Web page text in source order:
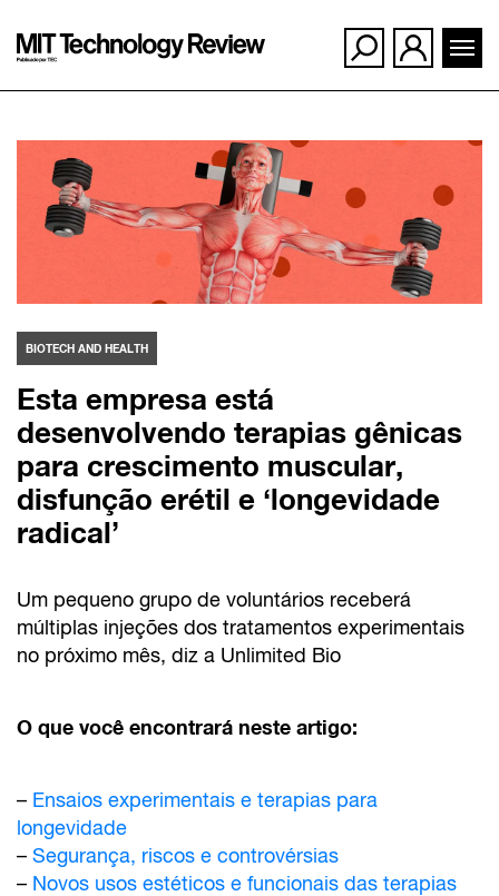
conteúdo
BIOTECH AND HEALTH
Esta empresa está
desenvolvendo terapias gênicas
para crescimento muscular,
disfunção erétil e ‘longevidade
radical’
Um pequeno grupo de voluntários receberá
múltiplas injeções dos tratamentos experimentais
no próximo mês, diz a Unlimited Bio
O que você encontrará neste artigo:
– Ensaios experimentais e terapias para
longevidade
– Segurança, riscos e controvérsias
– Novos usos estéticos e funcionais das terapias